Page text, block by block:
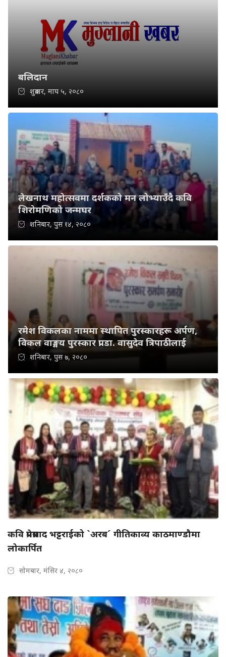
बलिदान
शुक्रबार, माघ ५, २०८०
लेखनाथ महोत्सवमा दर्शकको मन लोभ्याउँदै कवि
शिरोमणिको जन्मघर
शनिबार, पुस १४, २०८०
रमेश विकलका नाममा स्थापित पुरस्कारहरू अर्पण,
विकल वाङ्मय पुरस्कार प्रा.डा. वासुदेव त्रिपाठीलाई
शनिबार, पुस ७, २०८०
कवि प्रेमप्रसाद भट्टराईको `अरब´ गीतिकाव्य काठमाण्डौमा
लोकार्पित
सोमबार, मंसिर ४, २०८०